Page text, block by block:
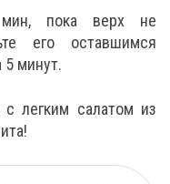
пока верх не
его оставшимся
минут.
легким салатом из